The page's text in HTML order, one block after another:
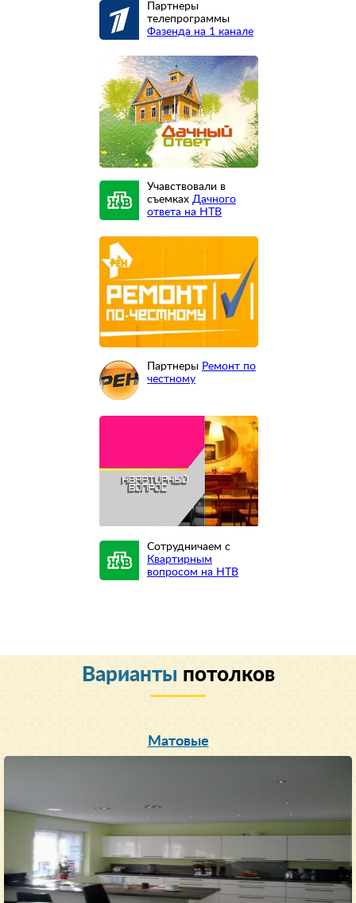
Партнеры
телепрограммы
Фазенда на 1 канале
Учавствовали в
съемках Дачного
ответа на НТВ
Партнеры Ремонт по
честному
Сотрудничаем с
Квартирным
вопросом на НТВ
Варианты потолков
Матовые